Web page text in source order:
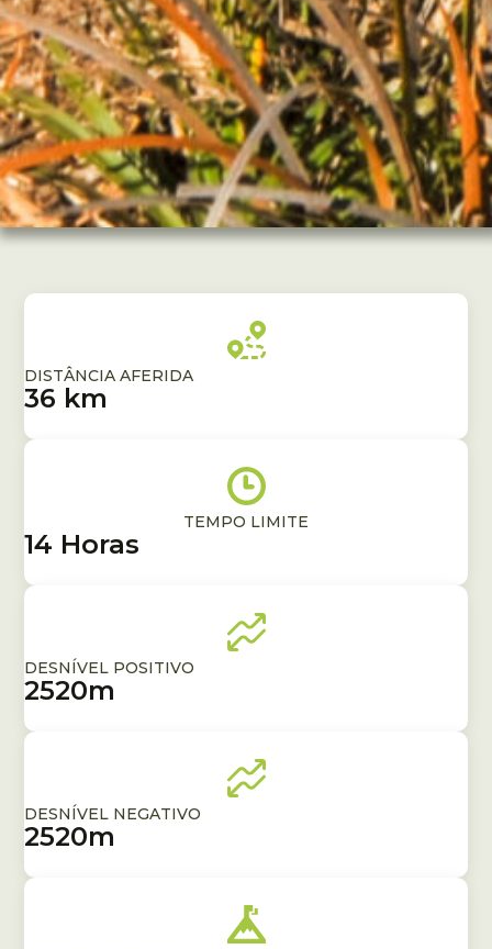
DISTÂNCIA AFERIDA
36 km
TEMPO LIMITE
14 Horas
DESNÍVEL POSITIVO
2520m
DESNÍVEL NEGATIVO
2520m